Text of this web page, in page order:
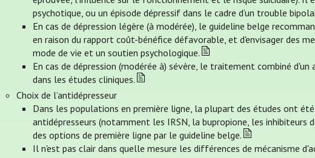
psychotique, ou un épisode dépressif dans le cadre d’un trouble
En cas de dépression légère (à modérée), le guideline belge
en raison du rapport coût-bénéfice défavorable, et d'envisager des
mode de vie et un soutien psychologique.
En cas de dépression (modérée à) sévère, le traitement combiné
dans les études cliniques.
Choix de l’antidépresseur
Dans les populations en première ligne, la plupart des études ont été
antidépresseurs (notamment les IRSN, la bupropione, les inhibiteurs
des options de première ligne par le guideline belge.
Il n'est pas clair dans quelle mesure les différences de mécanisme